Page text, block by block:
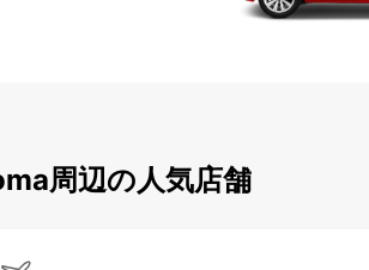
周辺の人気店舗